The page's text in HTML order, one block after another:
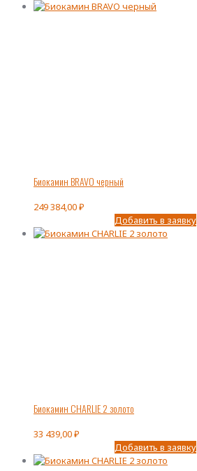
Биокамин BRAVO черный
249 384,00₽
Добавить в заявку
Биокамин CHARLIE 2 золото
33 439,00₽
Добавить в заявку